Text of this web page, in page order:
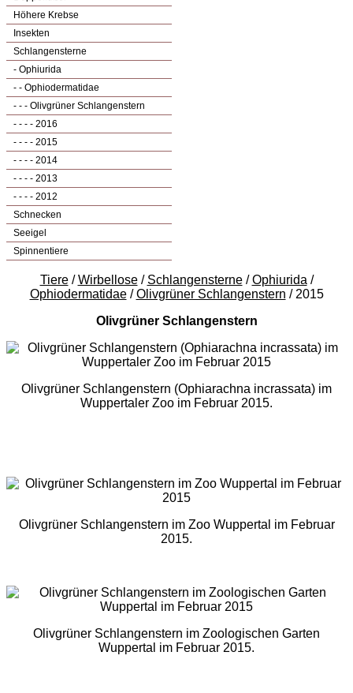
Höhere Krebse
Insekten
Schlangensterne
- Ophiurida
- - Ophiodermatidae
- - - Olivgrüner Schlangenstern
- - - - 2016
- - - - 2015
- - - - 2014
- - - - 2013
- - - - 2012
Schnecken
Seeigel
Spinnentiere
Tiere/Wirbellose/ Schlangensterne/Ophiurida /
Ophiodermatidae/Olivgrüner Schlangenstern / 2015
Olivgrüner Schlangenstern
Olivgrüner Schlangenstern (Ophiarachna incrassata) im
Wuppertaler Zoo im Februar 2015.
Olivgrüner Schlangenstern im Zoo Wuppertal im Februar
2015.
Olivgrüner Schlangenstern im Zoologischen Garten
Wuppertal im Februar 2015.